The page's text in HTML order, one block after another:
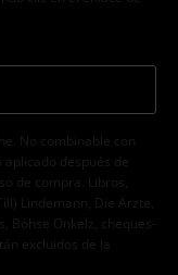
No combinable con
aplicado después de
de compra. Libros,
Lindemann, Die Ärzte,
Böhse Onkelz, cheques-
excluidos de la